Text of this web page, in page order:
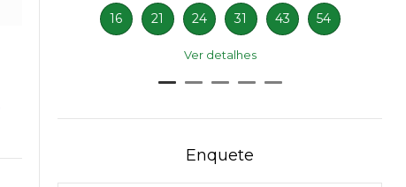
16 21 24 31 43 54
Ver detalhes
Enquete